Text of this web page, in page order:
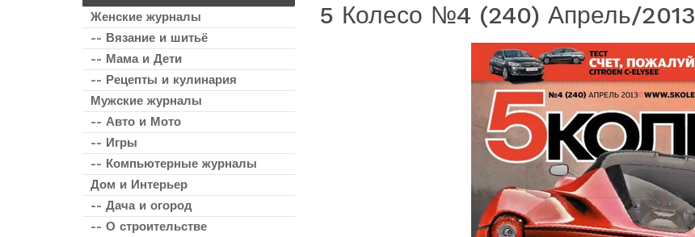
Женские журналы
-- Вязание и шитьё
-- Мама и Дети
-- Рецепты и кулинария
Мужские журналы
-- Авто и Мото
-- Игры
-- Компьютерные журналы
Дом и Интерьер
-- Дача и огород
-- О строительстве
5 Колесо №4 (240) Апрель/2013